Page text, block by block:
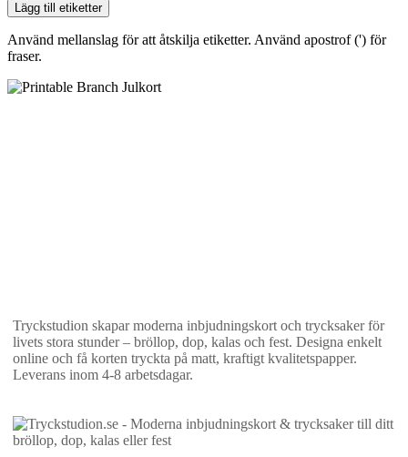
Lägg till etiketter
Använd mellanslag för att åtskilja etiketter. Använd apostrof (') för
fraser.
Tryckstudion skapar moderna inbjudningskort och trycksaker för
livets stora stunder – bröllop, dop, kalas och fest. Designa enkelt
online och få korten tryckta på matt, kraftigt kvalitetspapper.
Leverans inom 4-8 arbetsdagar.